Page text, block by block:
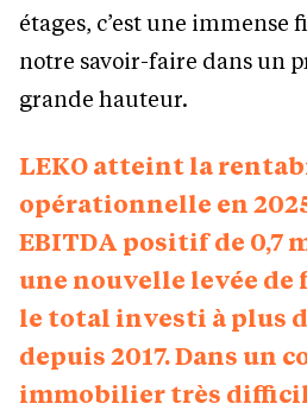
étages, c’est une immense
notre savoir-faire dans un
grande hauteur.
LEKO atteint la
opérationnelle en
EBITDA positif de 0,7
une nouvelle levée de
le total investi à plus
depuis 2017. Dans un
immobilier très